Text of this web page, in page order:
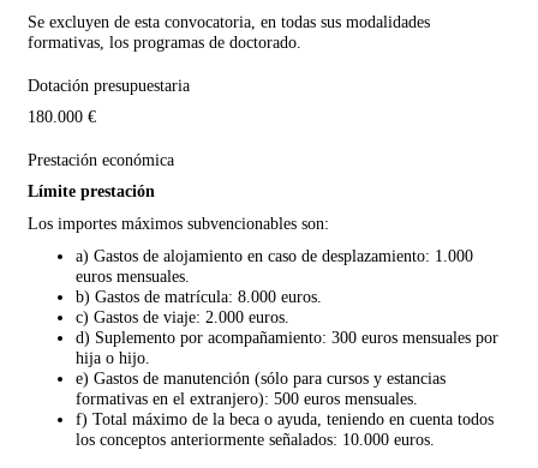
Se excluyen de esta convocatoria, en todas sus modalidades
formativas, los programas de doctorado.
Dotación presupuestaria
180.000 €
Prestación económica
Límite prestación
Los importes máximos subvencionables son:
a) Gastos de alojamiento en caso de desplazamiento: 1.000
euros mensuales.
b) Gastos de matrícula: 8.000 euros.
c) Gastos de viaje: 2.000 euros.
d) Suplemento por acompañamiento: 300 euros mensuales por
hija o hijo.
e) Gastos de manutención (sólo para cursos y estancias
formativas en el extranjero): 500 euros mensuales.
f) Total máximo de la beca o ayuda, teniendo en cuenta todos
los conceptos anteriormente señalados: 10.000 euros.